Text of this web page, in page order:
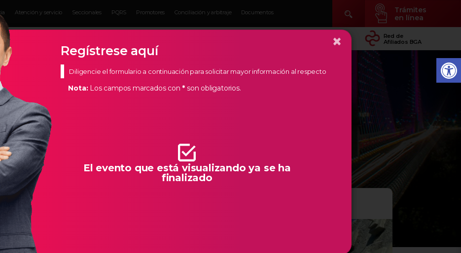
Atención y servicio Seccionales PQRS Promotores Conciliación y arbitraje Documentos
Trámites
en línea
Conocer Temás
Red de
Afiliados BGA
Estratégicos
de Bucaramanga, creemos en los empresarios de nuestra
todas las herramientas necesarias para que la creación de
un sello característico de Santander.
INFORME DE VEEDURÍAS 2025 SAN GIL
×
Regístrese aquí
Diligencie el formulario a continuación para solicitar mayor información al respecto
Nota:Los campos marcados con * son obligatorios.
El evento que está visualizando ya se ha
finalizado